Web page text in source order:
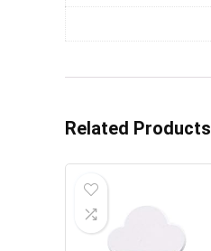
Related Products